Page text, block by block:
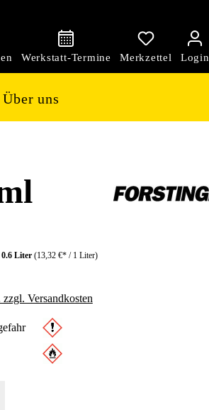
Über uns
0.6 Liter (13,32 €* / 1 Liter)
Versandkosten